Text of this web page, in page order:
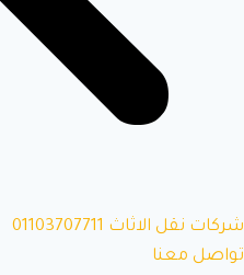
شركات نقل الاثاث 01103707711
تواصل معنا